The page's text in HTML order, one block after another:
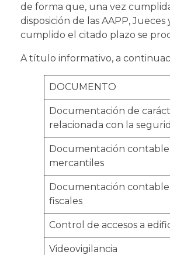
de forma que, una vez
disposición de las AAPP,
cumplido el citado plazo se
A título informativo, a
DOCUMENTO
Documentación de
relacionada con la
Documentación contable
mercantiles
Documentación contable
fiscales
Control de accesos a
Videovigilancia